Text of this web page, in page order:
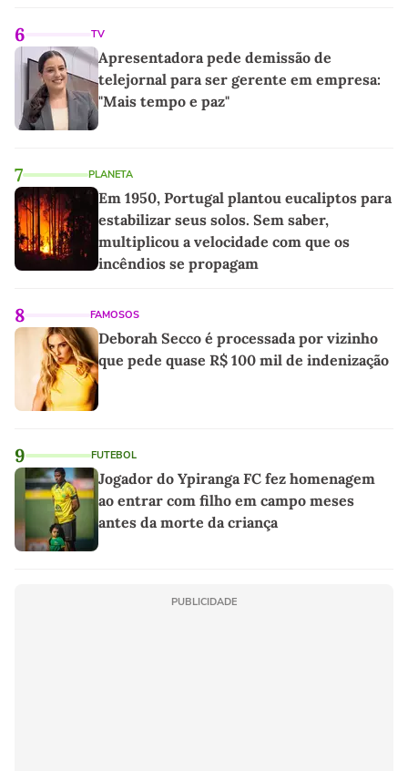
6 TV
Apresentadora pede demissão de
telejornal para ser gerente em empresa:
"Mais tempo e paz"
7 PLANETA
Em 1950, Portugal plantou eucaliptos para
estabilizar seus solos. Sem saber,
multiplicou a velocidade com que os
incêndios se propagam
8 FAMOSOS
Deborah Secco é processada por vizinho
que pede quase R$ 100 mil de indenização
9 FUTEBOL
Jogador do Ypiranga FC fez homenagem
ao entrar com filho em campo meses
antes da morte da criança
PUBLICIDADE